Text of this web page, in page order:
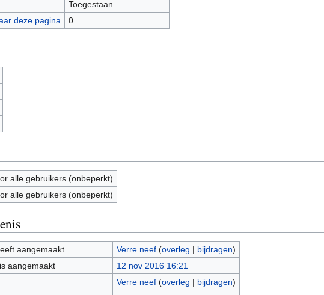
Toegestaan
deze pagina
0
alle gebruikers (onbeperkt)
alle gebruikers (onbeperkt)
aangemaakt Verre neef (overleg | bijdragen)
aangemaakt
12 nov 2016 16:21
Verre neef (overleg | bijdragen)